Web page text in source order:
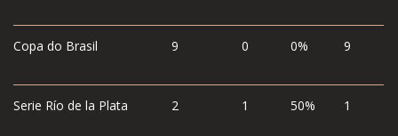
Copa do Brasil
Serie Río de la Plata
9 0 0% 9
2 1 50% 1